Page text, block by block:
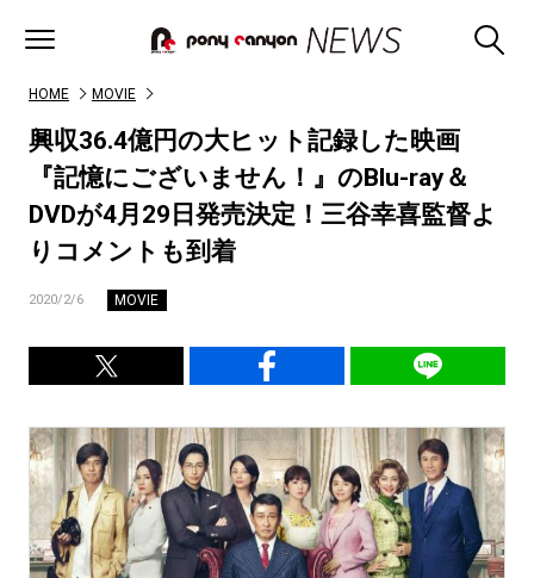
HOME MOVIE
興収36.4億円の大ヒット記録した映画
『記憶にございません！』のBlu-ray＆
DVDが4月29日発売決定！三谷幸喜監督よ
りコメントも到着
2020/2/6 MOVIE